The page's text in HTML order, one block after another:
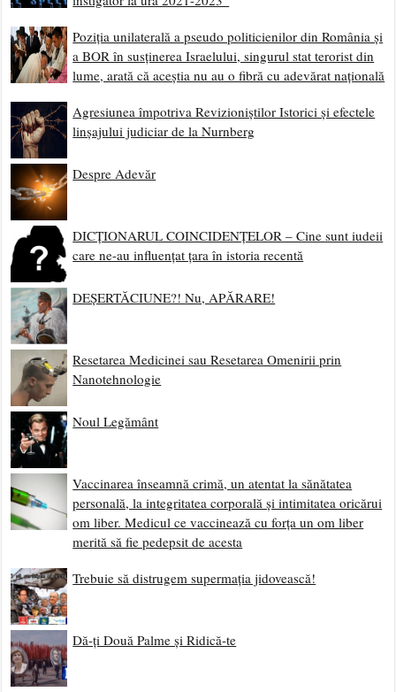
Poziția unilaterală a pseudo politicienilor din România și
a BOR în susținerea Israelului, singurul stat terorist din
lume, arată că aceștia nu au o fibră cu adevărat națională
Agresiunea împotriva Revizioniștilor Istorici și efectele
linșajului judiciar de la Nurnberg
Despre Adevăr
DICȚIONARUL COINCIDENȚELOR – Cine sunt iudeii
care ne-au influențat țara în istoria recentă
DEȘERTĂCIUNE?! Nu, APĂRARE!
Resetarea Medicinei sau Resetarea Omenirii prin
Nanotehnologie
Noul Legământ
Vaccinarea înseamnă crimă, un atentat la sănătatea
personală, la integritatea corporală și intimitatea oricărui
om liber. Medicul ce vaccinează cu forța un om liber
merită să fie pedepsit de acesta
Trebuie să distrugem supermația jidovească!
Dă-ți Două Palme și Ridică-te